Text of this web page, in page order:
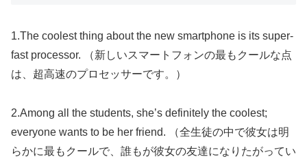
1.The coolest thing about the new smartphone is its super-
fast processor. （新しいスマートフォンの最もクールな点
は、超高速のプロセッサーです。）
2.Among all the students, she’s definitely the coolest;
everyone wants to be her friend. （全生徒の中で彼女は明
らかに最もクールで、誰もが彼女の友達になりたがってい